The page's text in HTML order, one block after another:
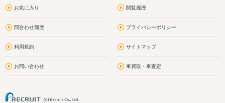
お気に入り 閲覧履歴
問合わせ履歴 プライバシーポリシー
利用規約 サイトマップ
お問い合わせ 車買取・車査定